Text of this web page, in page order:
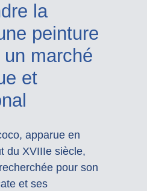
la
peinture
marché
et
apparue en
du XVIIIe siècle,
pour son
et ses